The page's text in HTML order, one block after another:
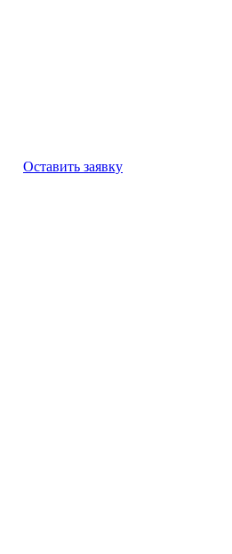
Оставить заявку